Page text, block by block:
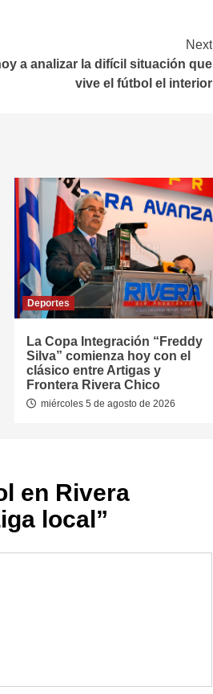
Next
a analizar la difícil situación que
vive el fútbol el interior
Deportes
La Copa Integración “Freddy
Silva” comienza hoy con el
clásico entre Artigas y
Frontera Rivera Chico
miércoles 5 de agosto de 2026
en Rivera
local”